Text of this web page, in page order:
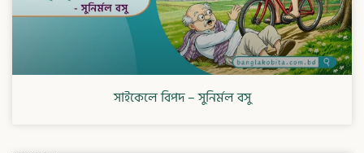
সাইকেলে বিপদ – সুনির্মল বসু